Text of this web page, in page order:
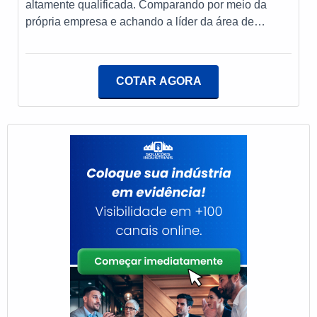
ramo de gerenciador de combustão. É possível
encontrar uma grande variedade no portfólio como
uma empresa comprometida com seus serviços e
uma empresa responsável, padrões possíveis por
contar com escritório de alta qualidade onde são
equipe com formação e experiência internacional e
profissionais qualificados, fecha todo o ciclo de
entrega com excelência para toda a carteira de
altamente qualificada. Comparando por meio da
própria empresa e achando a líder da área de
aliança, na PS Combustão alcançará ótima
DETALHES INTERESSANTES SOBRE
REGULADOR DE PRESSÃO ALIANÇAHá muitas
maneiras eficientes de demonstrar competência e
excelência em sua área de atuação. A PS
Combustão canaliza seus recursos em oferecer aos
clientes uma estrutura com: Escritório de alta
qualidade onde são realizadas as
atividades; Tecnologia de ponta; Catálogo amplo,
certificar que se tenha regulador de pressão aliança
com proteção. Ainda focando em regulador de
pressão aliança, mais do que visar apenas
lucratividade, deve oferecer produtos e serviços que
COTAR AGORA